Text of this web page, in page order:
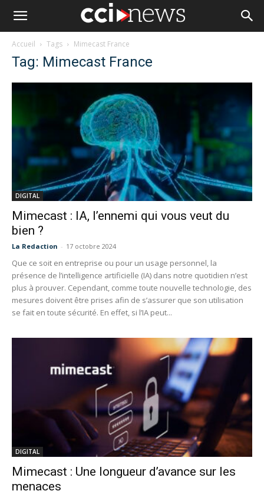
Accueil Tags Mimecast France
Tag: Mimecast France
DIGITAL
Mimecast : IA, l’ennemi qui vous veut du
bien ?
La Redaction - 17 octobre 2024
Que ce soit en entreprise ou pour un usage personnel, la
présence de l’intelligence artificielle (IA) dans notre quotidien n’est
plus à prouver. Cependant, comme toute nouvelle technologie, des
mesures doivent être prises afin de s’assurer que son utilisation
se fait en toute sécurité. En effet, si l’IA peut...
DIGITAL
Mimecast : Une longueur d’avance sur les
menaces